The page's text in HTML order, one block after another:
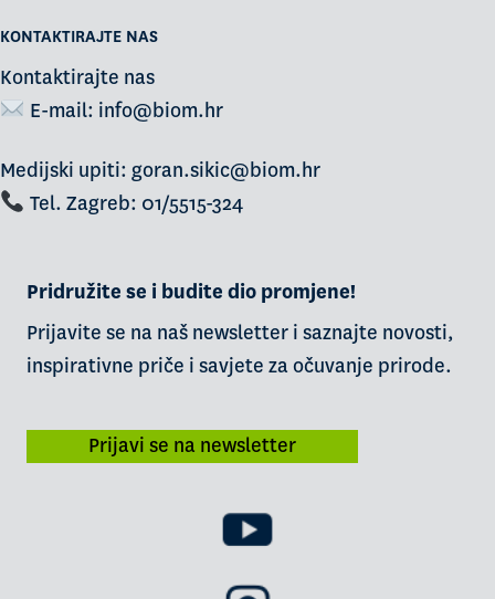
KONTAKTIRAJTE NAS
Kontaktirajte nas
E-mail: info@biom.hr
Medijski upiti: goran.sikic@biom.hr
Tel. Zagreb: 01/5515-324
Pridružite se i budite dio promjene!
Prijavite se na naš newsletter i saznajte novosti,
inspirativne priče i savjete za očuvanje prirode.
Prijavi se na newsletter